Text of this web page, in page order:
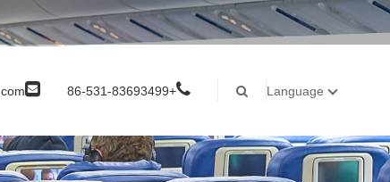
+86-531-83693499 Language